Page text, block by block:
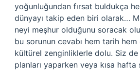
yoğunluğundan fırsat buldukça
dünyayı takip eden biri olarak…
neyi meşhur olduğunu soracak
bu sorunun cevabı hem tarih
kültürel zenginliklerle dolu. Siz
planları yaparken veya kısa hafta